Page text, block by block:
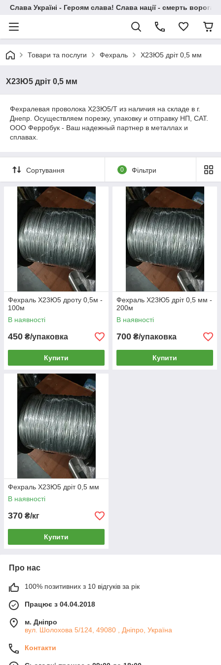
Слава Україні - Героям слава! Слава нації - смерть
Товари та послуги Фехраль Х23Ю5 дріт 0,5 мм
Х23Ю5 дріт 0,5 мм
Фехралевая проволока Х23Ю5/Т из наличия на складе в г.
Днепр. Осуществляем порезку, упаковку и отправку НП, САТ.
ООО Ферробук - Ваш надежный партнер в металлах и
сплавах.
Сортування 0 Фільтри
Фехраль Х23Ю5 дроту 0,5м -
100м
В наявності
450 ₴/упаковка
Купити
Фехраль Х23Ю5 дріт 0,5 мм -
200м
В наявності
700 ₴/упаковка
Купити
Фехраль Х23Ю5 дріт 0,5 мм
В наявності
370 ₴/кг
Купити
Про нас
100% позитивних з 10 відгуків за рік
Працює з 04.04.2018
м. Дніпро
вул. Шолохова 5/124, 49080 , Дніпро, Україна
Контакти